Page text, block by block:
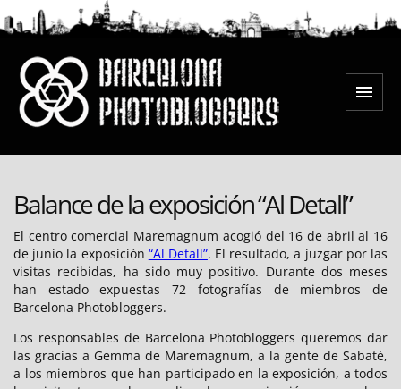
al
Menú
Balance de la exposición “Al Detall”
El centro comercial Maremagnum acogió del 16 de abril al 16
de junio la exposición “Al Detall”. El resultado, a juzgar por las
visitas recibidas, ha sido muy positivo. Durante dos meses
han estado expuestas 72 fotografías de miembros de
Barcelona Photobloggers.
Los responsables de Barcelona Photobloggers queremos dar
las gracias a Gemma de Maremagnum, a la gente de Sabaté,
a los miembros que han participado en la exposición, a todos